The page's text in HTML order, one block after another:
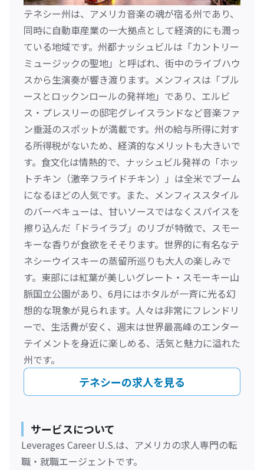
テネシー州は、アメリカ音楽の魂が宿る州であり、
同時に自動車産業の一大拠点として経済的にも潤っ
ている地域です。州都ナッシュビルは「カントリー
ミュージックの聖地」と呼ばれ、街中のライブハウ
スから生演奏が響き渡ります。メンフィスは「ブル
ースとロックンロールの発祥地」であり、エルビ
ス・プレスリーの邸宅グレイスランドなど音楽ファ
ン垂涎のスポットが満載です。州の給与所得に対す
る所得税がないため、経済的なメリットも大きいで
す。食文化は情熱的で、ナッシュビル発祥の「ホッ
トチキン（激辛フライドチキン）」は全米でブーム
になるほどの人気です。また、メンフィススタイル
のバーベキューは、甘いソースではなくスパイスを
擦り込んだ「ドライラブ」のリブが特徴で、スモー
キーな香りが食欲をそそります。世界的に有名なテ
ネシーウイスキーの蒸留所巡りも大人の楽しみで
す。東部には紅葉が美しいグレート・スモーキー山
脈国立公園があり、6月にはホタルが一斉に光る幻
想的な現象が見られます。人々は非常にフレンドリ
ーで、生活費が安く、週末は世界最高峰のエンター
テイメントを身近に楽しめる、活気と魅力に溢れた
州です。
テネシーの求人を見る
サービスについて
Leverages Career U.S.は、アメリカの求人専門の転
職・就職エージェントです。